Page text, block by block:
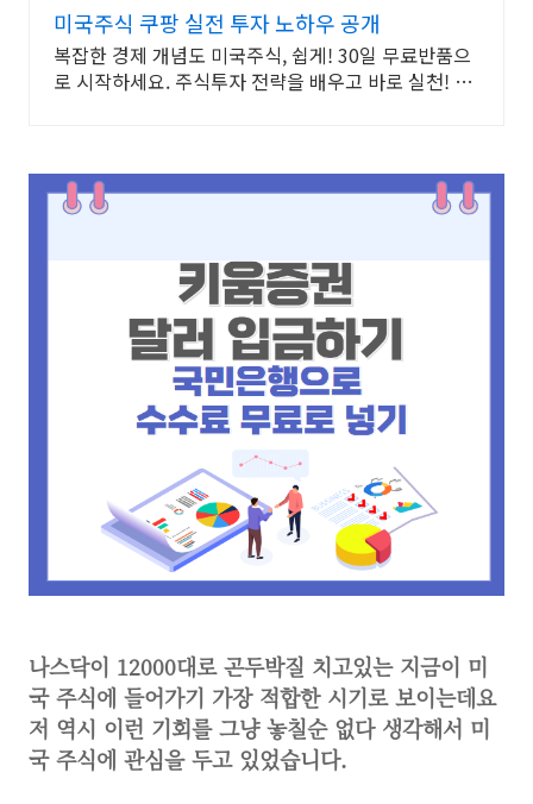
미국주식 쿠팡 실전 투자 노하우 공개
복잡한 경제 개념도 미국주식, 쉽게! 30일 무료반품으
로 시작하세요. 주식투자 전략을 배우고 바로 실천! 오
나스닥이 12000대로 곤두박질 치고있는 지금이 미
국 주식에 들어가기 가장 적합한 시기로 보이는데요
저 역시 이런 기회를 그냥 놓칠순 없다 생각해서 미
국 주식에 관심을 두고 있었습니다.